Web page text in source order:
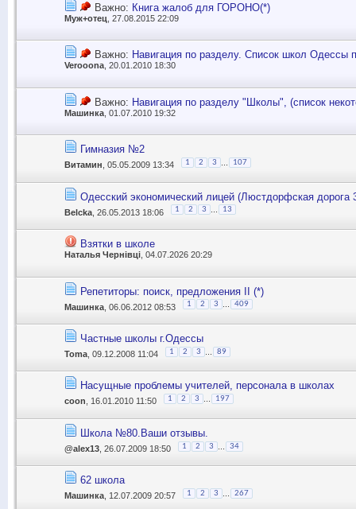
Важно: Книга жалоб для ГОРОНО(*)
Муж+отец , 27.08.2015 22:09
Важно: Навигация по разделу. Список школ Одессы
Verooona , 20.01.2010 18:30
Важно: Навигация по разделу "Школы", (список
Машинка , 01.07.2010 19:32
Гимназия №2
Витамин , 05.05.2009 13:34 1 2 3 107
Одесский экономический лицей (Люстдорфская дорога
Belcka , 26.05.2013 18:06 1 2 3 13
Взятки в школе
Наталья Чернівці , 04.07.2026 20:29
Репетиторы: поиск, предложения II (*)
Машинка , 06.06.2012 08:53 1 2 3 409
Частные школы г.Одессы
Toma , 09.12.2008 11:04 1 2 3 89
Насущные проблемы учителей, персонала в школах
coon , 16.01.2010 11:50 1 2 3 197
Школа №80.Ваши отзывы.
@alex13 , 26.07.2009 18:50 1 2 3 34
62 школа
Машинка , 12.07.2009 20:57 1 2 3 267